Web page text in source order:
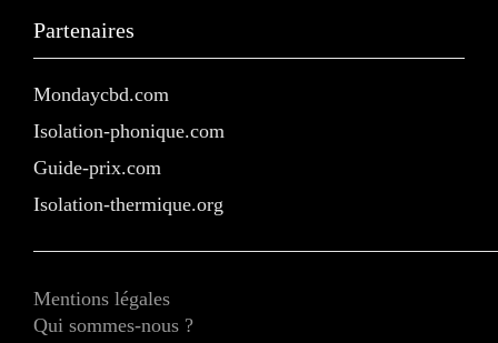
Partenaires
Mondaycbd.com
Isolation-phonique.com
Guide-prix.com
Isolation-thermique.org
Mentions légales
Qui sommes-nous ?